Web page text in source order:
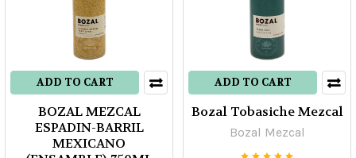
ADD TO CART
BOZAL MEZCAL
ESPADIN-BARRIL
MEXICANO
ADD TO CART
Bozal Tobasiche Mezcal
Bozal Mezcal